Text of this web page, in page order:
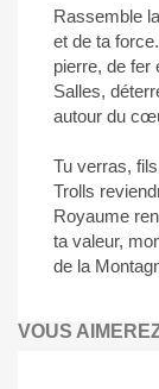
Rassemble
et de ta
pierre, de
Salles,
autour du
Tu verras,
Trolls
Royaume
ta valeur,
de la
VOUS